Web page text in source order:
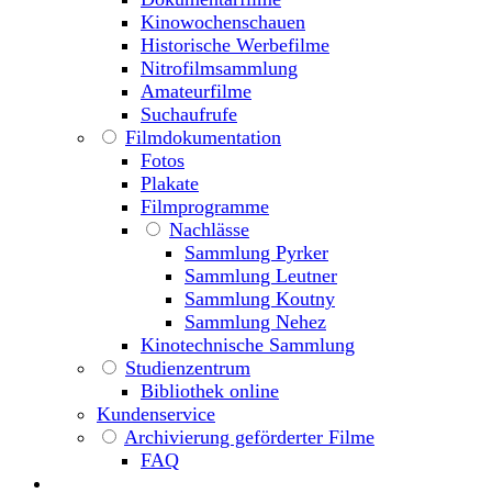
Kinowochenschauen
Historische Werbefilme
Nitrofilmsammlung
Amateurfilme
Suchaufrufe
Filmdokumentation
Fotos
Plakate
Filmprogramme
Nachlässe
Sammlung Pyrker
Sammlung Leutner
Sammlung Koutny
Sammlung Nehez
Kinotechnische Sammlung
Studienzentrum
Bibliothek online
Kundenservice
Archivierung geförderter Filme
FAQ